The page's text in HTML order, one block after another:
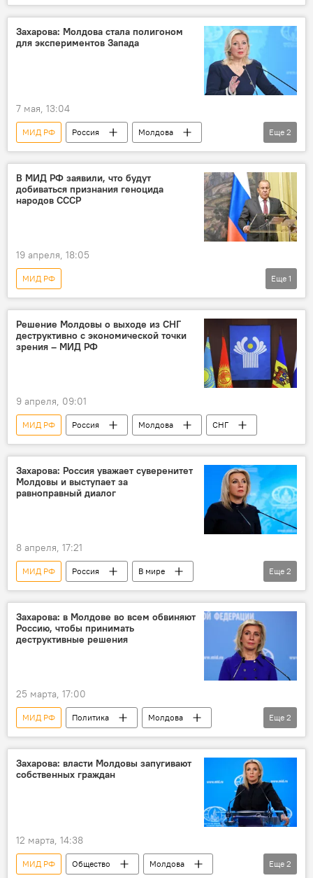
Сергей Лавров
Захарова: Молдова стала полигоном
для экспериментов Запада
7 мая, 13:04
МИД РФ Россия
Молдова
В мире
Мария Захарова
Еще 2
В МИД РФ заявили, что будут
добиваться признания геноцида
народов СССР
19 апреля, 18:05
МИД РФ
День памяти жертв геноцида советского народа в период Великой Отечественной войны.
Еще 1
Решение Молдовы о выходе из СНГ
деструктивно с экономической точки
зрения – МИД РФ
9 апреля, 09:01
МИД РФ Россия Молдова СНГ
Захарова: Россия уважает суверенитет
Молдовы и выступает за
равноправный диалог
8 апреля, 17:21
МИД РФ Россия
В мире
Молдова
Мария Захарова
Еще 2
Захарова: в Молдове во всем обвиняют
Россию, чтобы принимать
деструктивные решения
25 марта, 17:00
МИД РФ Политика
Молдова
Россия
Мария Захарова
Еще 2
Захарова: власти Молдовы запугивают
собственных граждан
12 марта, 14:38
МИД РФ Общество
Молдова
Еще 2